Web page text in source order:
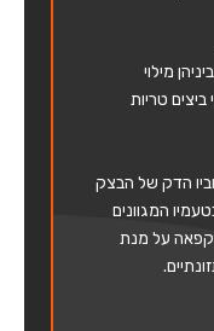
מילוי
טריות
הדק של הבצק
המגוונים
על מנת